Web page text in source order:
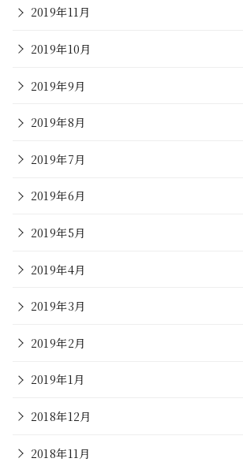
2019年11月
2019年10月
2019年9月
2019年8月
2019年7月
2019年6月
2019年5月
2019年4月
2019年3月
2019年2月
2019年1月
2018年12月
2018年11月